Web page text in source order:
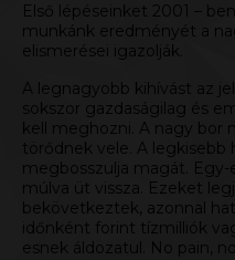
Első lépéseinket 2001 –
munkánk eredményét a
elismerései igazolják.
A legnagyobb kihívást az
sokszor gazdaságilag és
kell meghozni. A nagy bor
törődnek vele. A legkisebb
megbosszulja magát.
múlva üt vissza. Ezeket
bekövetkeztek, azonnal
időnként forint tízmilliók
esnek áldozatul. No pain, no